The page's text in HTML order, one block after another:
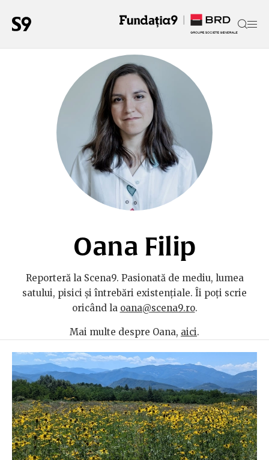
Oana Filip
Reporteră la Scena9. Pasionată de mediu, lumea
satului, pisici și întrebări existențiale. Îi poți scrie
oricând la oana@scena9.ro.
Mai multe despre Oana, aici.